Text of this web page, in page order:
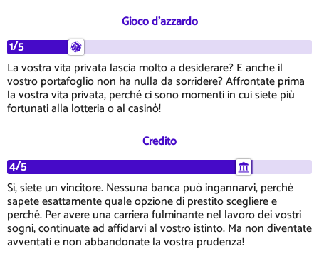
Gioco d'azzardo
1/5
La vostra vita privata lascia molto a desiderare? E anche il
vostro portafoglio non ha nulla da sorridere? Affrontate prima
la vostra vita privata, perché ci sono momenti in cui siete più
fortunati alla lotteria o al casinò!
Credito
4/5
Sì, siete un vincitore. Nessuna banca può ingannarvi, perché
sapete esattamente quale opzione di prestito scegliere e
perché. Per avere una carriera fulminante nel lavoro dei vostri
sogni, continuate ad affidarvi al vostro istinto. Ma non diventate
avventati e non abbandonate la vostra prudenza!